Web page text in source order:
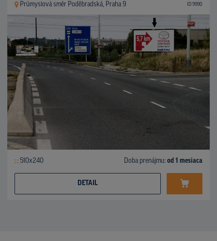
Průmyslová směr Poděbradská, Praha 9 ID 9990
510x240 Doba prenájmu: od 1 mesiaca
DETAIL